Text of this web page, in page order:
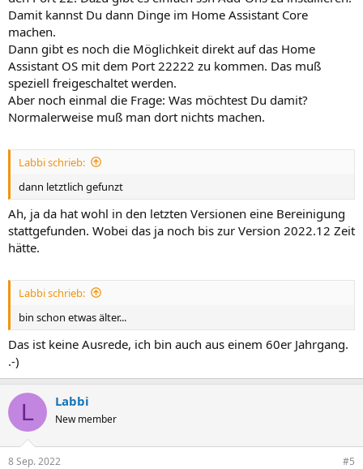
Damit kannst Du dann Dinge im Home Assistant Core
machen.
Dann gibt es noch die Möglichkeit direkt auf das Home
Assistant OS mit dem Port 22222 zu kommen. Das muß
speziell freigeschaltet werden.
Aber noch einmal die Frage: Was möchtest Du damit?
Normalerweise muß man dort nichts machen.
Labbi schrieb:
dann letztlich gefunzt
Ah, ja da hat wohl in den letzten Versionen eine Bereinigung
stattgefunden. Wobei das ja noch bis zur Version 2022.12 Zeit
hätte.
Labbi schrieb:
bin schon etwas älter...
Das ist keine Ausrede, ich bin auch aus einem 60er Jahrgang.
.-)
L Labbi
New member
8 Sep. 2022 #5